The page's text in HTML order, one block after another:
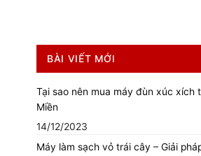
BÀI VIẾT MỚI
Tại sao nên mua máy đùn xúc xích
Miền
14/12/2023
Máy làm sạch vỏ trái cây – Giải